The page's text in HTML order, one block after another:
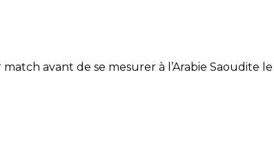
avant de se mesurer à l’Arabie Saoudite le